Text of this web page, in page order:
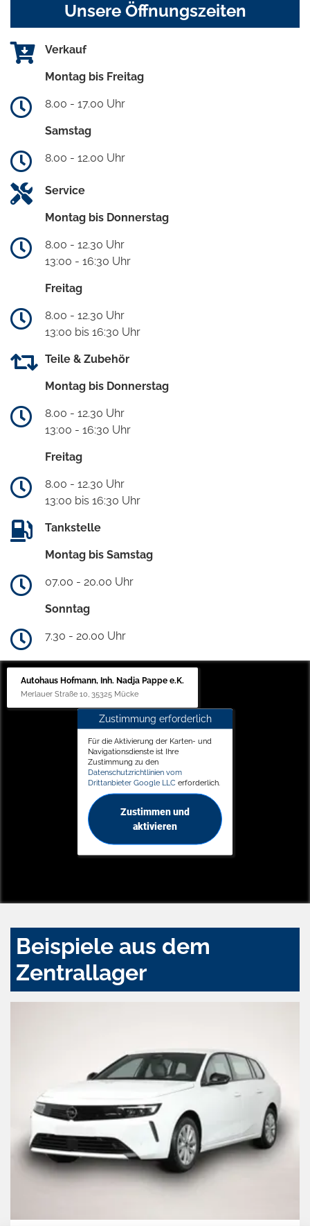
Unsere Öffnungszeiten
Verkauf
Montag bis Freitag
8.00 - 17.00 Uhr
Samstag
8.00 - 12.00 Uhr
Service
Montag bis Donnerstag
8.00 - 12.30 Uhr
13:00 - 16:30 Uhr
Freitag
8.00 - 12.30 Uhr
13:00 bis 16:30 Uhr
Teile & Zubehör
Montag bis Donnerstag
8.00 - 12.30 Uhr
13:00 - 16:30 Uhr
Freitag
8.00 - 12.30 Uhr
13:00 bis 16:30 Uhr
Tankstelle
Montag bis Samstag
07.00 - 20.00 Uhr
Sonntag
7.30 - 20.00 Uhr
Autohaus Hofmann, Inh. Nadja Pappe e.K.
Merlauer Straße 10, 35325 Mücke
Zustimmung erforderlich
Für die Aktivierung der Karten- und
Navigationsdienste ist Ihre
Zustimmung zu den
Datenschutzrichtlinien vom
Drittanbieter Google LLC erforderlich.
Zustimmen und
aktivieren
Beispiele aus dem
Zentrallager